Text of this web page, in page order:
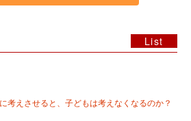
List
考えさせると、子どもは考えなくなるのか？